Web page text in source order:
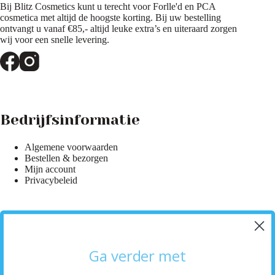
Bij Blitz Cosmetics kunt u terecht voor Forlle'd en PCA
cosmetica met altijd de hoogste korting. Bij uw bestelling
ontvangt u vanaf €85,- altijd leuke extra’s en uiteraard zorgen
wij voor een snelle levering.
Bedrijfsinformatie
Algemene voorwaarden
Bestellen & bezorgen
Mijn account
Privacybeleid
Ga verder met